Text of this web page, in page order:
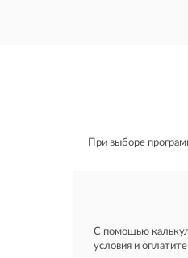
При выборе
С помощью
условия и